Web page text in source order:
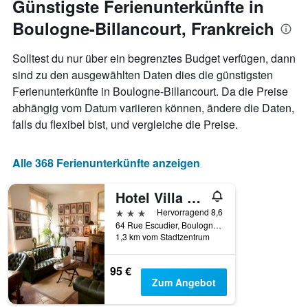
Zimmerpreis
das
Aufenthaltsdatum
rückt.
Diagramm
hat
1
X-
Achse,
die
der
Tage
vor
dem
Aufenthalt
anzeigt
Das
Diagramm
hat
1
Y-
Günstigste Ferienunterkünfte in
Boulogne-Billancourt, Frankreich
Solltest du nur über ein begrenztes Budget verfügen, dann
sind zu den ausgewählten Daten dies die günstigsten
Ferienunterkünfte in Boulogne-Billancourt. Da die Preise
abhängig vom Datum variieren können, ändere die Daten,
falls du flexibel bist, und vergleiche die Preise.
Alle 368 Ferienunterkünfte anzeigen
Hotel Villa Escudier
3 Sterne
Hervorragend 8,6
64 Rue Escudier, Boulogne-Billancourt, Hauts-de-Seine, Frankreich
1,3 km vom Stadtzentrum
95 €
Zum Angebot